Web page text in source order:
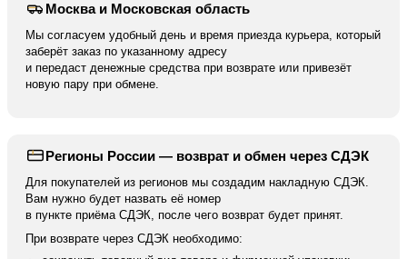
Москва и Московская область
Мы согласуем удобный день и время приезда курьера, который
заберёт заказ по указанному адресу
и передаст денежные средства при возврате или привезёт
новую пару при обмене.
Регионы России — возврат и обмен через СДЭК
Для покупателей из регионов мы создадим накладную СДЭК.
Вам нужно будет назвать её номер
в пункте приёма СДЭК, после чего возврат будет принят.
При возврате через СДЭК необходимо: